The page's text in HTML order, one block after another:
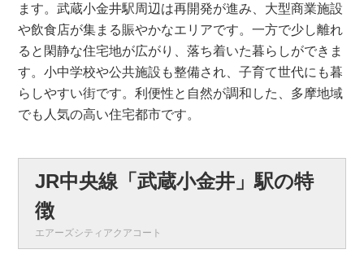
ます。武蔵小金井駅周辺は再開発が進み、大型商業施設
や飲食店が集まる賑やかなエリアです。一方で少し離れ
ると閑静な住宅地が広がり、落ち着いた暮らしができま
す。小中学校や公共施設も整備され、子育て世代にも暮
らしやすい街です。利便性と自然が調和した、多摩地域
でも人気の高い住宅都市です。
JR中央線「武蔵小金井」駅の特
徴
エアーズシティアクアコート